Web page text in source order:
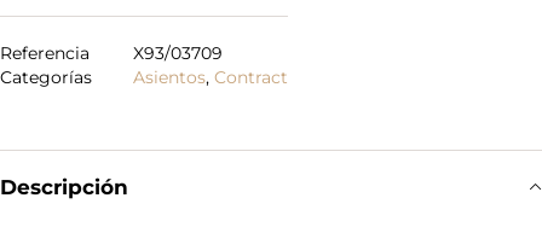
Referencia
X93/03709
Categorías
Asientos, Contract
Descripción